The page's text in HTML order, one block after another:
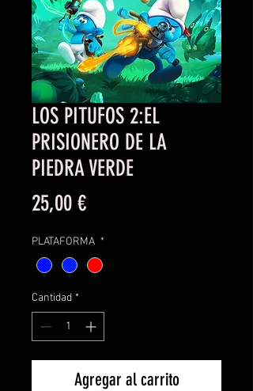
LOS PITUFOS 2:EL
PRISIONERO DE LA
PIEDRA VERDE
25,00 €Precio
PLATAFORMA *
Cantidad *
Agregar al carrito